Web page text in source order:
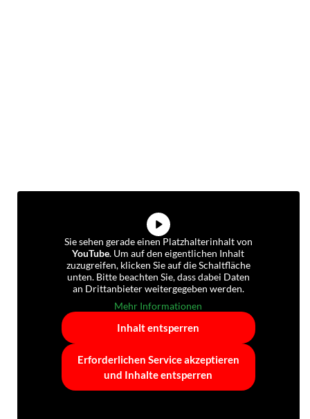
Sie sehen gerade einen Platzhalterinhalt von
YouTube. Um auf den eigentlichen Inhalt
zuzugreifen, klicken Sie auf die Schaltfläche
unten. Bitte beachten Sie, dass dabei Daten
an Drittanbieter weitergegeben werden.
Mehr Informationen
Inhalt entsperren
Erforderlichen Service akzeptieren
und Inhalte entsperren